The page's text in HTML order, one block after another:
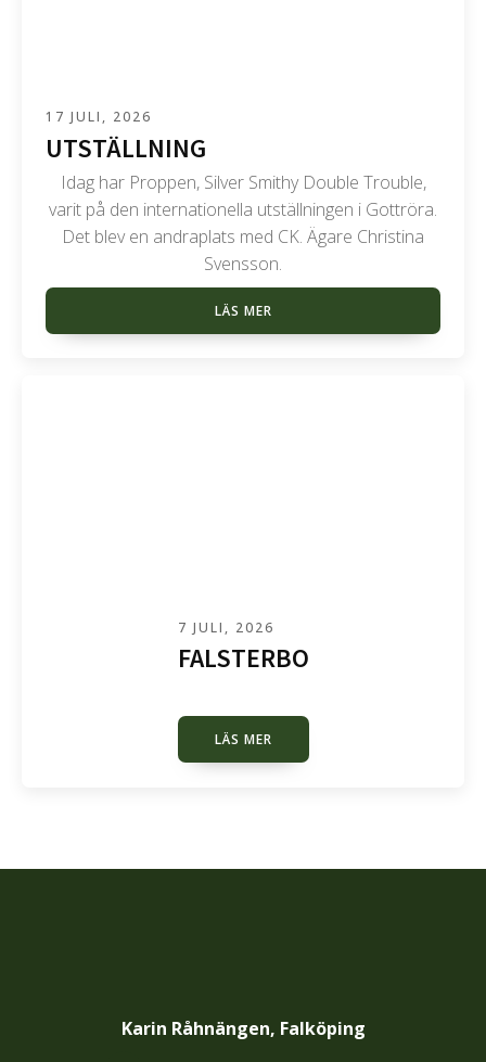
17 JULI, 2026
UTSTÄLLNING
Idag har Proppen, Silver Smithy Double Trouble,
varit på den internationella utställningen i Gottröra.
Det blev en andraplats med CK. Ägare Christina
Svensson.
LÄS MER
7 JULI, 2026
FALSTERBO
LÄS MER
Karin Råhnängen, Falköping